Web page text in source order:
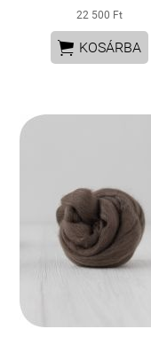
22 500 Ft
 KOSÁRBA